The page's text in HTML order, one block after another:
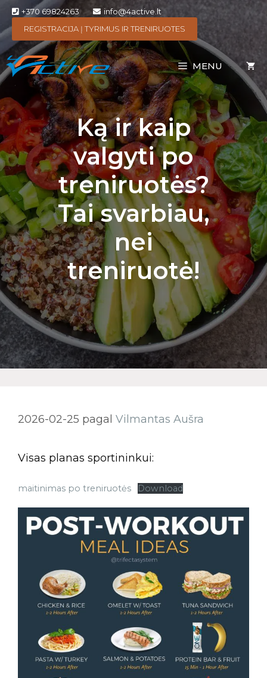
+370 69824263
info@4active.lt
REGISTRACIJA Į TYRIMUS IR TRENIRUOTES
MENU
Ką ir kaip
valgyti po
treniruotės?
Tai svarbiau,
nei
treniruotė!
2026-02-25 pagal Vilmantas Aušra
Visas planas sportininkui:
maitinimas po treniruotės Download